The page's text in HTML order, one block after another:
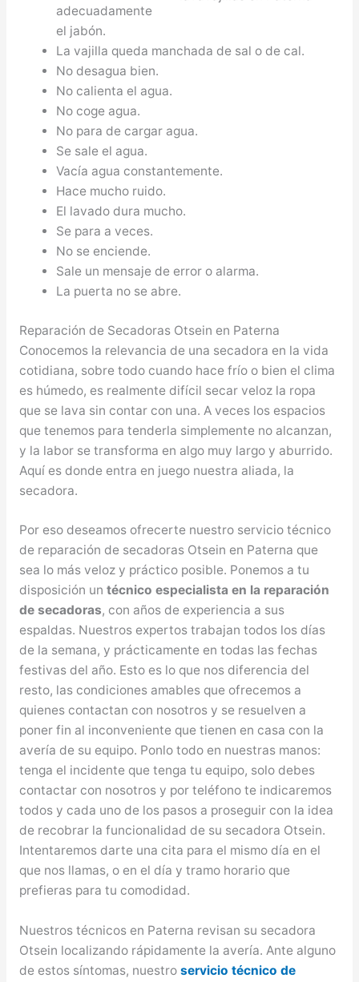
adecuadamente
el jabón.
La vajilla queda manchada de sal o de cal.
No desagua bien.
No calienta el agua.
No coge agua.
No para de cargar agua.
Se sale el agua.
Vacía agua constantemente.
Hace mucho ruido.
El lavado dura mucho.
Se para a veces.
No se enciende.
Sale un mensaje de error o alarma.
La puerta no se abre.
Reparación de Secadoras Otsein en Paterna
Conocemos la relevancia de una secadora en la vida
cotidiana, sobre todo cuando hace frío o bien el clima
es húmedo, es realmente difícil secar veloz la ropa
que se lava sin contar con una. A veces los espacios
que tenemos para tenderla simplemente no alcanzan,
y la labor se transforma en algo muy largo y aburrido.
Aquí es donde entra en juego nuestra aliada, la
secadora.
Por eso deseamos ofrecerte nuestro servicio técnico
de reparación de secadoras Otsein en Paterna que
sea lo más veloz y práctico posible. Ponemos a tu
disposición un técnico especialista en la reparación
de secadoras, con años de experiencia a sus
espaldas. Nuestros expertos trabajan todos los días
de la semana, y prácticamente en todas las fechas
festivas del año. Esto es lo que nos diferencia del
resto, las condiciones amables que ofrecemos a
quienes contactan con nosotros y se resuelven a
poner fin al inconveniente que tienen en casa con la
avería de su equipo. Ponlo todo en nuestras manos:
tenga el incidente que tenga tu equipo, solo debes
contactar con nosotros y por teléfono te indicaremos
todos y cada uno de los pasos a proseguir con la idea
de recobrar la funcionalidad de su secadora Otsein.
Intentaremos darte una cita para el mismo día en el
que nos llamas, o en el día y tramo horario que
prefieras para tu comodidad.
Nuestros técnicos en Paterna revisan su secadora
Otsein localizando rápidamente la avería. Ante alguno
de estos síntomas, nuestro servicio técnico de